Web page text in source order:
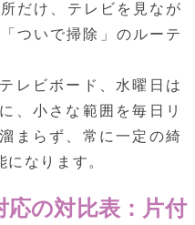
だけ、テレビを見なが
ついで掃除」のルーテ
レビボード、水曜日は
、小さな範囲を毎日リ
まらず、常に一定の綺
なります。
の対比表：片付